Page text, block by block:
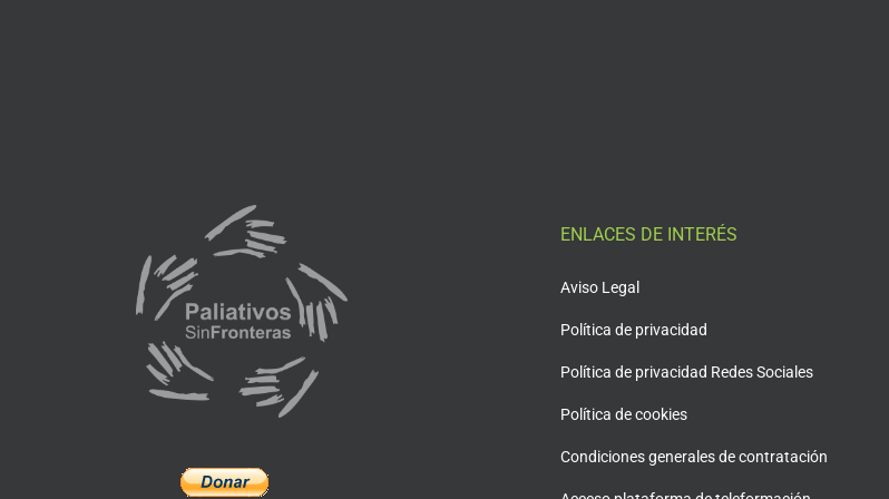
ENLACES DE INTERÉS
Aviso Legal
Política de privacidad
Política de privacidad Redes Sociales
Política de cookies
Condiciones generales de contratación